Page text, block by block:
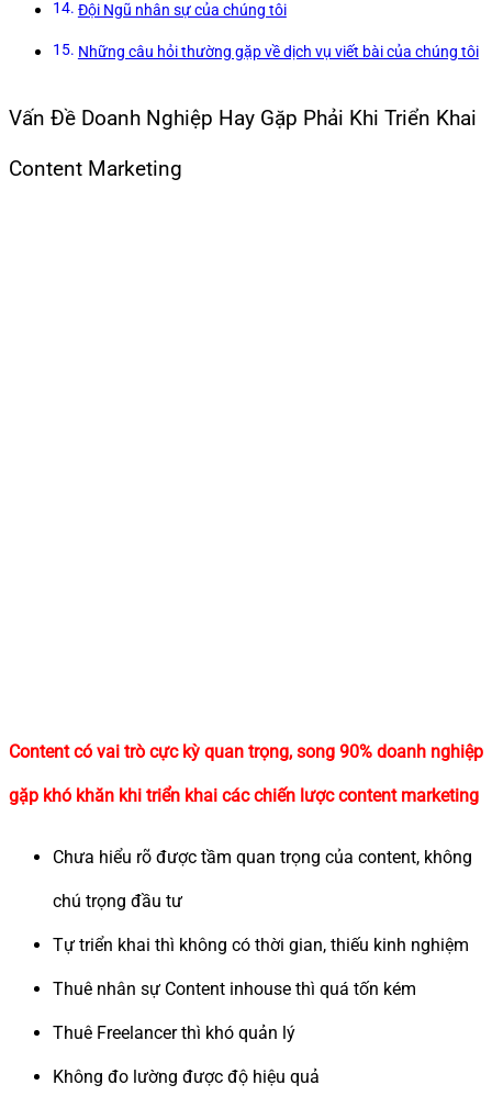
Đội Ngũ nhân sự của chúng tôi
Những câu hỏi thường gặp về dịch vụ viết bài của chúng tôi
Vấn Đề Doanh Nghiệp Hay Gặp Phải Khi Triển Khai
Content Marketing
Content có vai trò cực kỳ quan trọng, song 90% doanh nghiệp
gặp khó khăn khi triển khai các chiến lược content marketing
Chưa hiểu rõ được tầm quan trọng của content, không
chú trọng đầu tư
Tự triển khai thì không có thời gian, thiếu kinh nghiệm
Thuê nhân sự Content inhouse thì quá tốn kém
Thuê Freelancer thì khó quản lý
Không đo lường được độ hiệu quả